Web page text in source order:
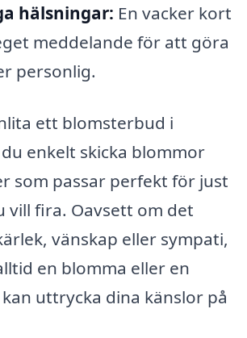
hälsningar: En vacker kort
meddelande för att göra
personlig.
ett blomsterbud i
enkelt skicka blommor
som passar perfekt för just
vill fira. Oavsett om det
vänskap eller sympati,
en blomma eller en
uttrycka dina känslor på